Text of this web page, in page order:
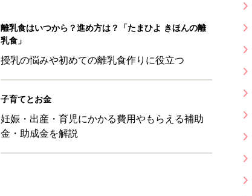
離乳食はいつから？進め方は？「たまひよ きほんの離
乳食」
授乳の悩みや初めての離乳食作りに役立つ
子育てとお金
妊娠・出産・育児にかかる費用やもらえる補助
金・助成金を解説